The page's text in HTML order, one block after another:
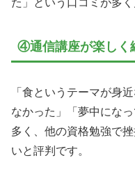
た」という口コミが多く
④通信講座が楽しく
「食というテーマが身
なかった」「夢中にな
多く、他の資格勉強で
いと評判です。